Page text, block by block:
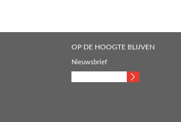
OP DE HOOGTE BLIJVEN
Nieuwsbrief